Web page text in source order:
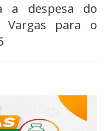
a despesa do
Vargas para o